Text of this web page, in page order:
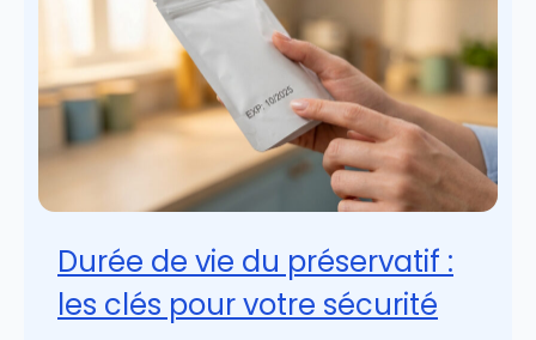
Durée de vie du préservatif :
les clés pour votre sécurité